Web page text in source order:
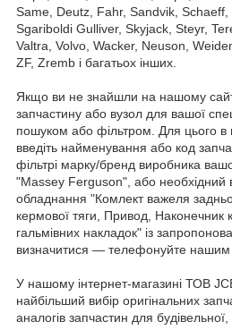
Same, Deutz, Fahr, Sandvik, Schaeff,
Sgariboldi Gulliver, Skyjack, Steyr,
Valtra, Volvo, Wacker, Neuson,
ZF, Zremb і багатьох інших.
Якщо ви не знайшли на нашому
запчастину або вузол для вашої
пошуком або фільтром. Для цього в
введіть найменування або код
фільтрі марку/бренд виробника
"Massey Ferguson", або необхідний
обладнання "Комлект важеля
кермової тяги, Привод, Наконечник
гальмівних накладок" із
визначитися — телефонуйте
У нашому інтернет-магазині ТОВ
найбільший вибір оригінальних
аналогів запчастин для будівельної,